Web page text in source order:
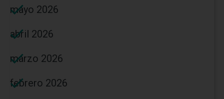
mayo 2026
abril 2026
marzo 2026
febrero 2026